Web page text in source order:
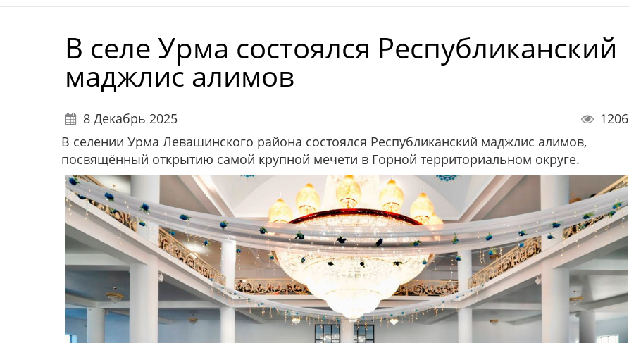
В селе Урма состоялся Республиканский
маджлис алимов
8 Декабрь 2025
1206
В селении Урма Левашинского района состоялся Республиканский маджлис алимов,
посвящённый открытию самой крупной мечети в Горной территориальном округе.